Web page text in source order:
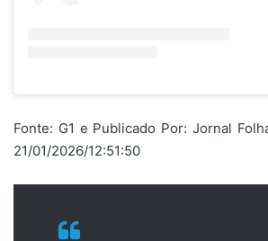
Fonte: G1 e Publicado Por: Jornal
21/01/2026/12:51:50